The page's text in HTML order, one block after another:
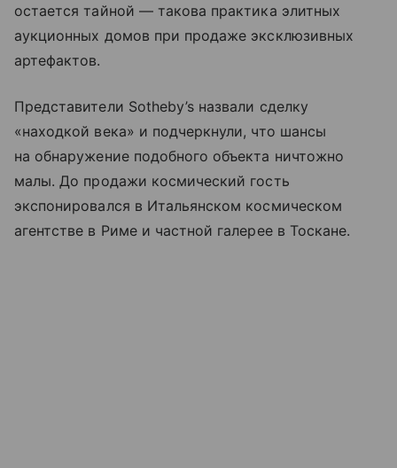
остается тайной — такова практика элитных
аукционных домов при продаже эксклюзивных
артефактов.
Представители Sotheby’s назвали сделку
«находкой века» и подчеркнули, что шансы
на обнаружение подобного объекта ничтожно
малы. До продажи космический гость
экспонировался в Итальянском космическом
агентстве в Риме и частной галерее в Тоскане.